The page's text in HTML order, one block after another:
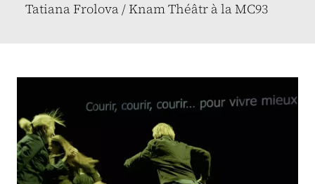
Tatiana Frolova / Knam Théâtr à la MC93